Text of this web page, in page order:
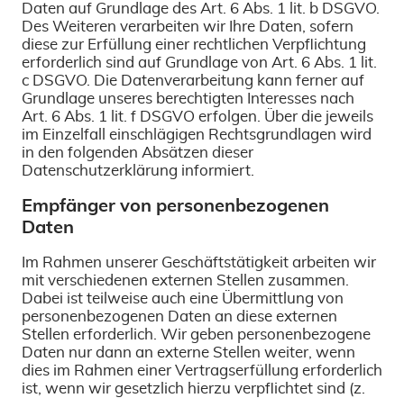
Daten auf Grundlage des Art. 6 Abs. 1 lit. b DSGVO.
Des Weiteren verarbeiten wir Ihre Daten, sofern
diese zur Erfüllung einer rechtlichen Verpflichtung
erforderlich sind auf Grundlage von Art. 6 Abs. 1 lit.
c DSGVO. Die Datenverarbeitung kann ferner auf
Grundlage unseres berechtigten Interesses nach
Art. 6 Abs. 1 lit. f DSGVO erfolgen. Über die jeweils
im Einzelfall einschlägigen Rechtsgrundlagen wird
in den folgenden Absätzen dieser
Datenschutzerklärung informiert.
Empfänger von personenbezogenen
Daten
Im Rahmen unserer Geschäftstätigkeit arbeiten wir
mit verschiedenen externen Stellen zusammen.
Dabei ist teilweise auch eine Übermittlung von
personenbezogenen Daten an diese externen
Stellen erforderlich. Wir geben personenbezogene
Daten nur dann an externe Stellen weiter, wenn
dies im Rahmen einer Vertragserfüllung erforderlich
ist, wenn wir gesetzlich hierzu verpflichtet sind (z.